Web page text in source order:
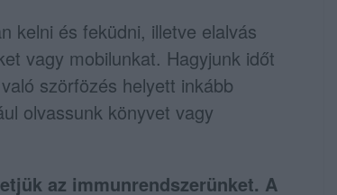
kelni és feküdni, illetve elalvás
vagy mobilunkat. Hagyjunk időt
szörfözés helyett inkább
olvassunk könyvet vagy
az immunrendszerünket. A